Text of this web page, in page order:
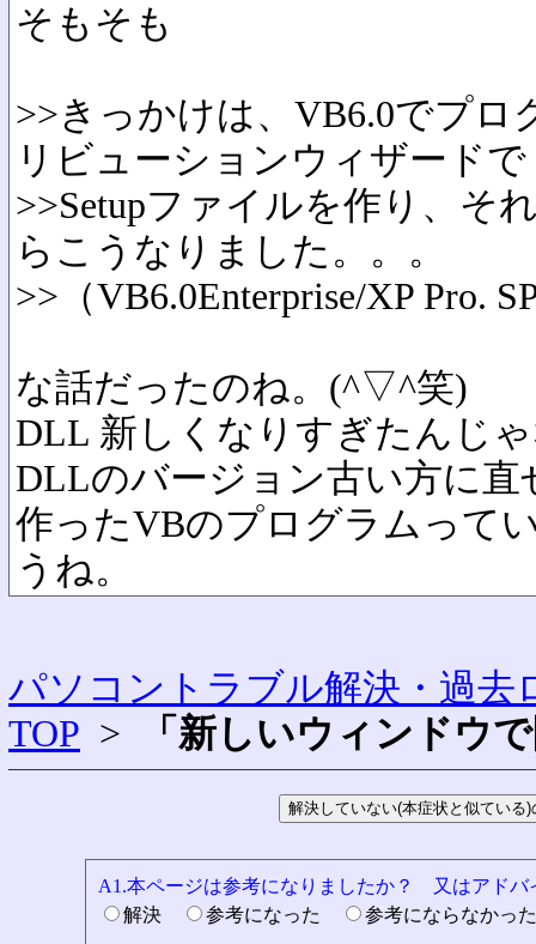
そもそも
>>きっかけは、VB6.0でプロ
リビューションウィザードで
>>Setupファイルを作り、そ
らこうなりました。。。
>>（VB6.0Enterprise/XP Pro.
な話だったのね。(^▽^笑)
DLL 新しくなりすぎたんじ
DLLのバージョン古い方に直
作ったVBのプログラムって
うね。
パソコントラブル解決・過去
TOP > 「新しいウィンドウ
A1.本ページは参考になりましたか？ 又はアドバ
解決
参考になった
参考にならなか